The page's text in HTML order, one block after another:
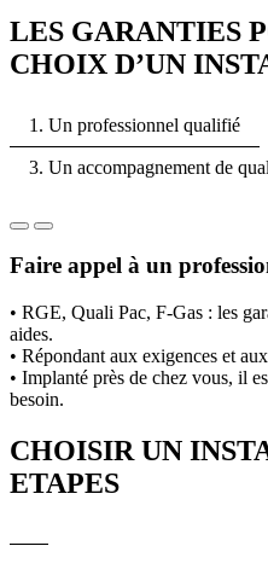
LES GARANTIES
CHOIX D’UN
1. Un professionnel qualifié
3. Un accompagnement de
Faire appel à un
• RGE, Quali Pac, F-Gas : les
aides.
• Répondant aux exigences et
• Implanté près de chez vous, il
besoin.
CHOISIR UN
ETAPES